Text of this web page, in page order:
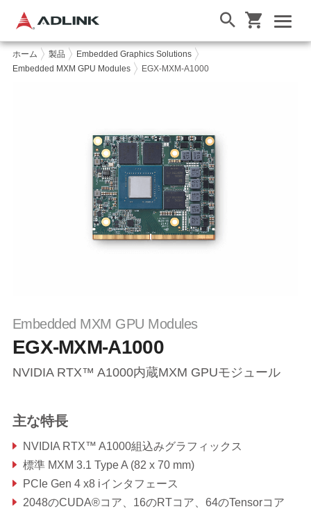
ホーム 製品
Embedded Graphics Solutions
Embedded MXM GPU Modules
EGX-MXM-A1000
Embedded MXM GPU Modules
EGX-MXM-A1000
NVIDIA RTX™ A1000内蔵MXM GPUモジュール
主な特長
NVIDIA RTX™ A1000組込みグラフィックス
標準 MXM 3.1 Type A (82 x 70 mm)
PCIe Gen 4 x8 iインタフェース
2048のCUDA®コア、16のRTコア、64のTensorコア